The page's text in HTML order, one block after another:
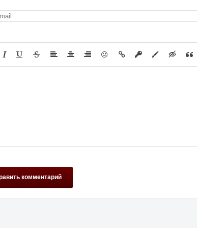
комментарий